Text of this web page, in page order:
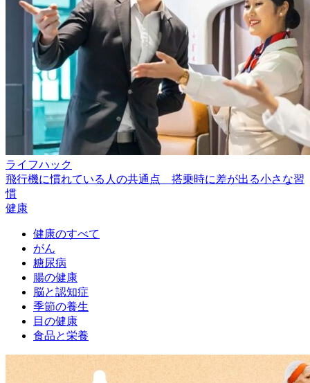
ライフハック
飛行機に慣れている人の共通点 搭乗時に差が出る小さな習
慣
健康
健康のすべて
がん
糖尿病
腸の健康
脳と認知症
季節の養生
目の健康
食品と栄養